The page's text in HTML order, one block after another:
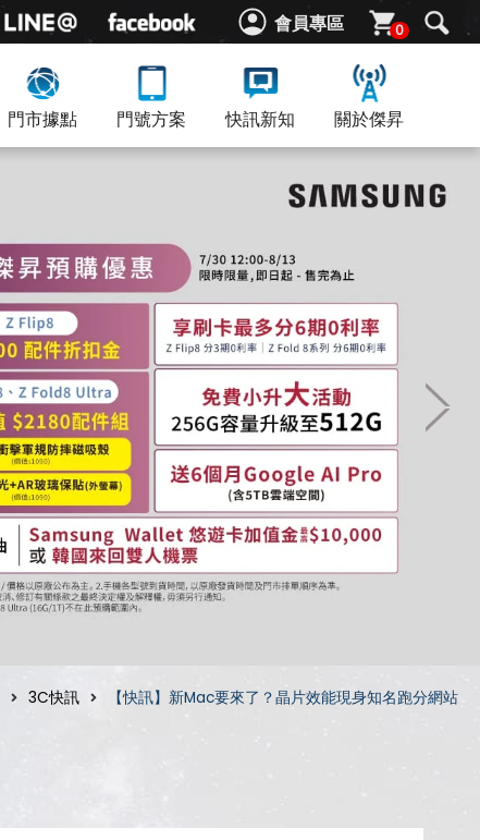
會員專區 0
門市據點 門號方案 快訊新知 關於傑昇
3C快訊 【快訊】新Mac要來了？晶片效能現身知名跑分網站